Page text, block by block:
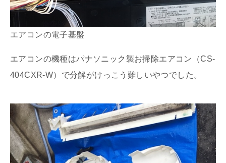
エアコンの電子基盤
エアコンの機種はパナソニック製お掃除エアコン（CS-
404CXR-W）で分解がけっこう難しいやつでした。